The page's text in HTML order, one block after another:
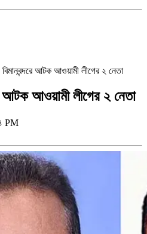
আটক আওয়ামী লীগের ২ নেতা
আটক আওয়ামী লীগের ২ নেতা
PM